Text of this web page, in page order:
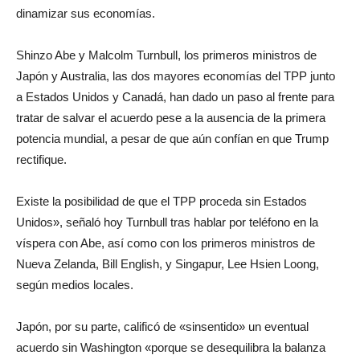
dinamizar sus economías.
Shinzo Abe y Malcolm Turnbull, los primeros ministros de
Japón y Australia, las dos mayores economías del TPP junto
a Estados Unidos y Canadá, han dado un paso al frente para
tratar de salvar el acuerdo pese a la ausencia de la primera
potencia mundial, a pesar de que aún confían en que Trump
rectifique.
Existe la posibilidad de que el TPP proceda sin Estados
Unidos», señaló hoy Turnbull tras hablar por teléfono en la
víspera con Abe, así como con los primeros ministros de
Nueva Zelanda, Bill English, y Singapur, Lee Hsien Loong,
según medios locales.
Japón, por su parte, calificó de «sinsentido» un eventual
acuerdo sin Washington «porque se desequilibra la balanza